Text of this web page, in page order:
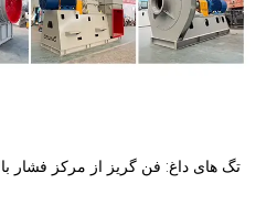
تگ های داغ: فن گریز از مرکز فشار